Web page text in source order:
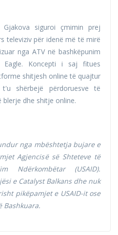
siguroi çmimin prej
televiziv për idenë më të mirë
nga ATV në bashkëpunim
Eagle. Koncepti i saj fitues
shitjesh online të quajtur
shërbejë përdoruesve të
blerje dhe shitje online.
nga mbështetja bujare e
Agjencisë së Shteteve të
Ndërkombëtar (USAID).
e Catalyst Balkans dhe nuk
pikëpamjet e USAID-it ose
Bashkuara.